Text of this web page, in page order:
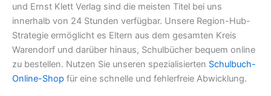
und Ernst Klett Verlag sind die meisten Titel bei uns
innerhalb von 24 Stunden verfügbar. Unsere Region-Hub-
Strategie ermöglicht es Eltern aus dem gesamten Kreis
Warendorf und darüber hinaus, Schulbücher bequem online
zu bestellen. Nutzen Sie unseren spezialisierten Schulbuch-
Online-Shop für eine schnelle und fehlerfreie Abwicklung.